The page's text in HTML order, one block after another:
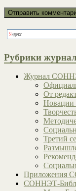
Рубрики
Журнал
От
Новации
Третий
Приложения
СОННЭТ-